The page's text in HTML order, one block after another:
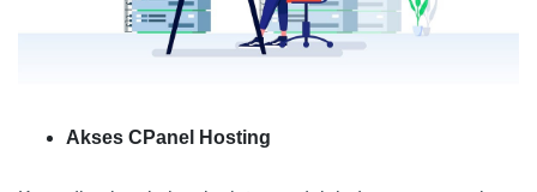
Akses CPanel Hosting